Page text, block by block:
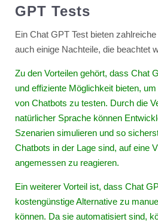
GPT Tests
Ein Chat GPT Test bieten
auch einige Nachteile, die beachtet
Zu den Vorteilen gehört, dass Chat
und effiziente Möglichkeit bieten,
von Chatbots zu testen. Durch die
natürlicher Sprache können
Szenarien simulieren und so
Chatbots in der Lage sind, auf eine
angemessen zu reagieren.
Ein weiterer Vorteil ist, dass Chat
kostengünstige Alternative zu
können. Da sie automatisiert sind,